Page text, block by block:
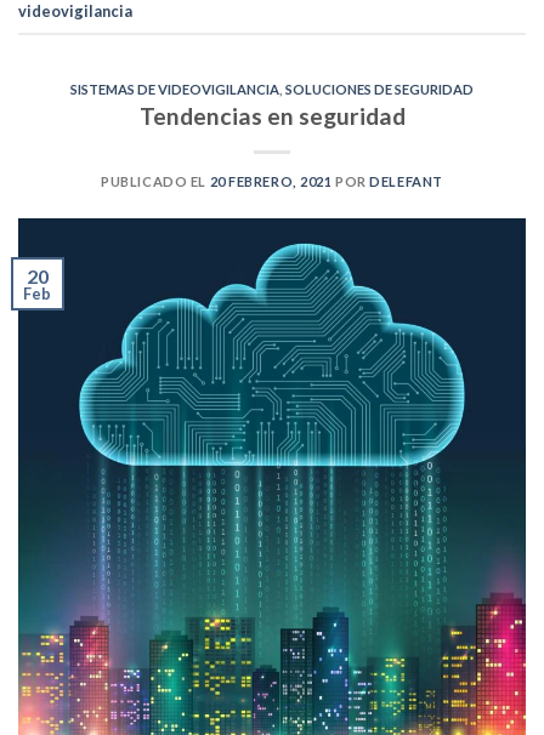
videovigilancia
SISTEMAS DE VIDEOVIGILANCIA SOLUCIONES DE SEGURIDAD
Tendencias en seguridad
PUBLICADO EL 20 FEBRERO, 2021 PORDELEFANT
20
Feb